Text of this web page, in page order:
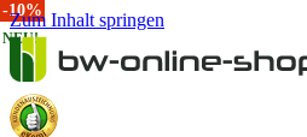
Zum Inhalt springen
-14%
-20%
-15%
-10%
NEU!
-17%
-10%
NEU!